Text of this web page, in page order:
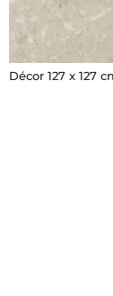
Décor 127 x 127